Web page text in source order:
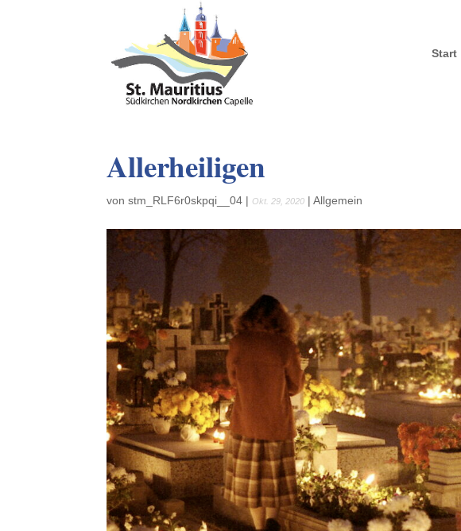
Start
Allerheiligen
vonstm_RLF6r0skpqi__04 | Okt. 29, 2020 |Allgemein